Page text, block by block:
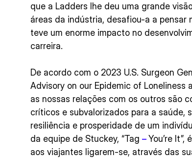
que a Ladders lhe deu uma grande
áreas da indústria, desafiou-a a pensar
teve um enorme impacto no
carreira.
De acordo com o 2023 U.S. Surgeon
Advisory on our Epidemic of Loneliness
as nossas relações com os outros são
críticos e subvalorizados para a saúde,
resiliência e prosperidade de um
da equipe de Stuckey, “Tag –You’re
aos viajantes ligarem-se, através das